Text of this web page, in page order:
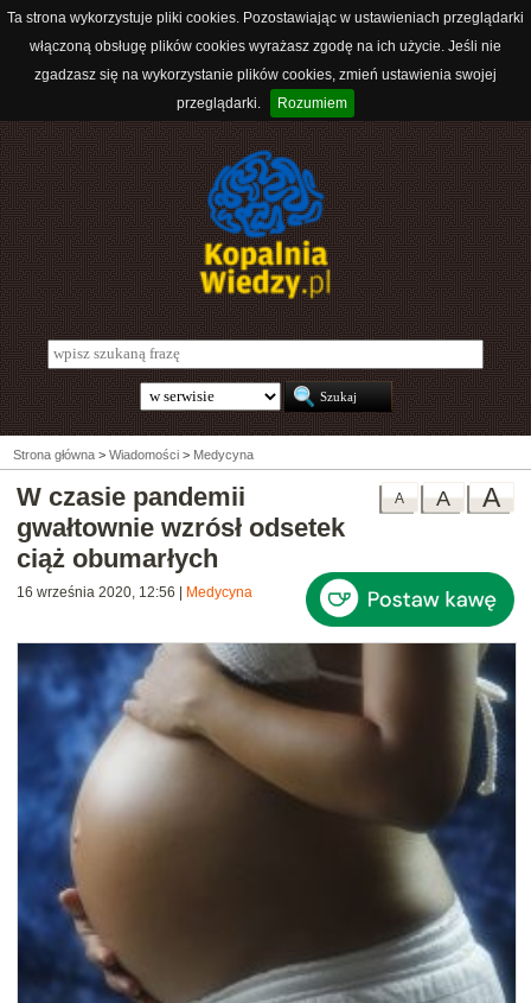
Ta strona wykorzystuje pliki cookies. Pozostawiając w ustawieniach przeglądarki
włączoną obsługę plików cookies wyrażasz zgodę na ich użycie. Jeśli nie
zgadzasz się na wykorzystanie plików cookies, zmień ustawienia swojej
przeglądarki.
Rozumiem
Strona główna > Wiadomości > Medycyna
A
A
A
W czasie pandemii
gwałtownie wzrósł odsetek
ciąż obumarłych
16 września 2020, 12:56 Medycyna